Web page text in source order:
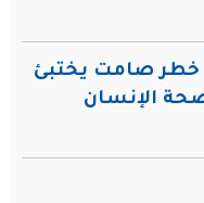
خطر صامت يختبئ
الإنسان